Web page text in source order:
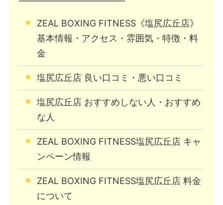
ZEAL BOXING FITNESS《塩尻広丘店》
基本情報・アクセス・雰囲気・特徴・料
金
塩尻広丘店 良い口コミ・悪い口コミ
塩尻広丘店 おすすめしない人・おすすめ
な人
ZEAL BOXING FITNESS塩尻広丘店 キャ
ンペーン情報
ZEAL BOXING FITNESS塩尻広丘店 料金
について